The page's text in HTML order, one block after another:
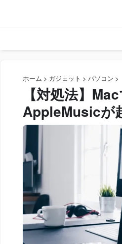
ホーム > ガジェット > パソコン >
【対処法】
AppleMusicが